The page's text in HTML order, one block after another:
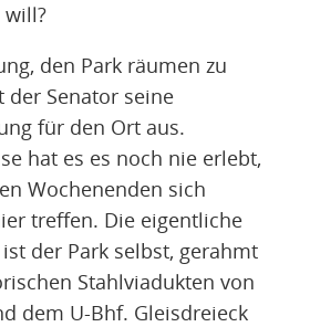
will?
den Park räumen zu
der Senator seine
für den Ort aus.
hat es es noch nie erlebt,
Wochenenden sich
treffen. Die eigentliche
der Park selbst, gerahmt
Stahlviadukten von
dem U-Bhf. Gleisdreieck